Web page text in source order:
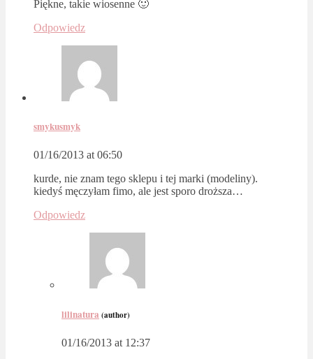
Piękne, takie wiosenne 🙂
Odpowiedz
smykusmyk
01/16/2013 at 06:50
kurde, nie znam tego sklepu i tej marki (modeliny).
kiedyś męczyłam fimo, ale jest sporo droższa…
Odpowiedz
lilinatura (author)
01/16/2013 at 12:37